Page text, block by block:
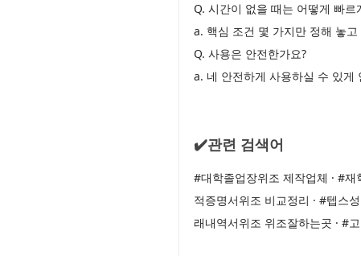
Q. 시간이 없을 때는 어떻게 빠르
a. 핵심 조건 몇 가지만 정해 놓
Q. 사용은 안전한가요?
a. 네 안전하게 사용하실 수 있게
✔️관련 검색어
#대학졸업장위조 제작업체 · #
적증명서위조 비교정리 · #텝스
래내역서위조 위조잘하는곳 · #